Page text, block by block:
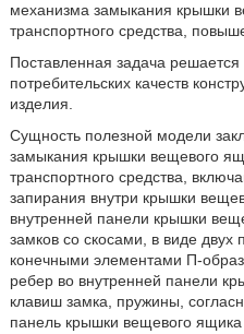
механизма замыкания крышки
транспортного средства,
Поставленная задача
потребительских качеств
изделия.
Сущность полезной модели
замыкания крышки вещевого
транспортного средства,
запирания внутри крышки
внутренней панели крышки
замков со скосами, в виде
конечными элементами П-
ребер во внутренней панели
клавиш замка, пружины,
панель крышки вещевого